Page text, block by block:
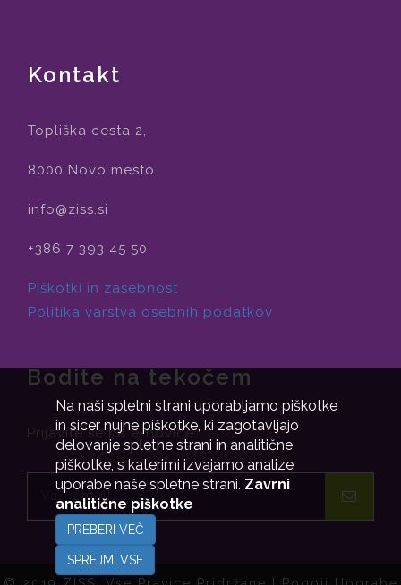
Na naši spletni strani uporabljamo piškotke
in sicer nujne piškotke, ki zagotavljajo
delovanje spletne strani in analitične
piškotke, s katerimi izvajamo analize
uporabe naše spletne strani. Zavrni
analitične piškotke
PREBERI VEČ
SPREJMI VSE
Kontakt
Topliška cesta 2,
8000 Novo mesto.
info@ziss.si
+386 7 393 45 50
Piškotki in zasebnost
Politika varstva osebnih podatkov
Bodite na tekočem
Prijavite se na e-novice.